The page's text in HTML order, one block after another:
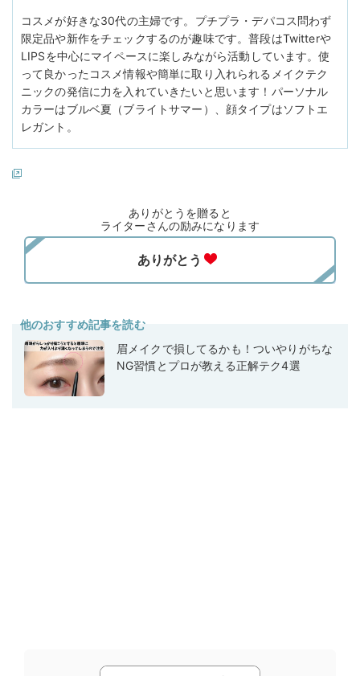
コスメが好きな30代の主婦です。プチプラ・デパコス問わず
限定品や新作をチェックするのが趣味です。普段はTwitterや
LIPSを中心にマイペースに楽しみながら活動しています。使
って良かったコスメ情報や簡単に取り入れられるメイクテク
ニックの発信に力を入れていきたいと思います！パーソナル
カラーはブルベ夏（ブライトサマー）、顔タイプはソフトエ
レガント。
ありがとうを贈ると
ライターさんの励みになります
他のおすすめ記事を読む
眉メイクで損してるかも！ついやりがちな
NG習慣とプロが教える正解テク4選